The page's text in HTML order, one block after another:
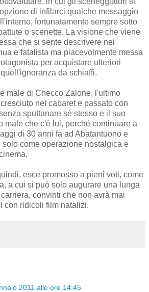
di infilarci qualche messaggio
fortunatamente sempre sotto
o scenette. La visione che viene
che si sente descrivere nei
e fatalista ma piacevolmente messa
per acquistare ulteriori
da schiaffi.
male di Checco Zalone, l'ultimo
nel cabaret e passato con
sputtanare sé stesso e il suo
male che c'è lui, perché continuare a
di 30 anni fa ad Abatantuono e
solo come operazione nostalgica e
esce promosso a pieni voti, come
a cui si può solo augurare una lunga
convinti che non avrà mai
con ridicoli film natalizi.
2011 alle ore 14:45